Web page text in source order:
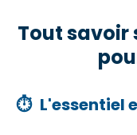
Tout savoir
⏱ L'essentiel